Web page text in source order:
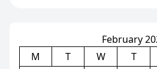
February
M
T W T